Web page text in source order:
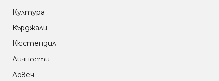
Култура
Кърджали
Кюстендил
Личности
Ловеч